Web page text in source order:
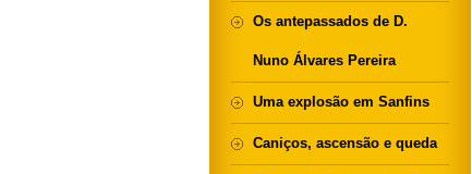
Os antepassados de D.
Nuno Álvares Pereira
Uma explosão em Sanfins
Caniços, ascensão e queda